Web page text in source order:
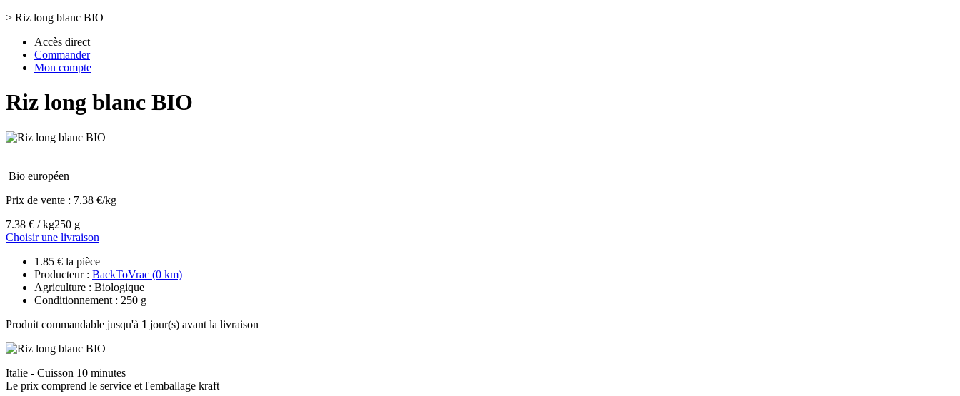
> Riz long blanc BIO
Accès direct
Commander
Mon compte
Riz long blanc BIO
Bio européen
Prix de vente : 7.38 €/kg
7.38 € / kg250 g
Choisir une livraison
1.85 € la pièce
Producteur : BackToVrac (0 km)
Agriculture : Biologique
Conditionnement : 250 g
Produit commandable jusqu'à 1 jour(s) avant la livraison
Italie - Cuisson 10 minutes
Le prix comprend le service et l'emballage kraft